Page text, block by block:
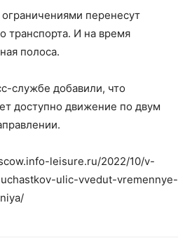
перенесут
транспорта. И на время
полоса.
службе добавили, что
доступно движение по двум
leisure.ru/2022/10/v-
ulic-vvedut-vremennye-